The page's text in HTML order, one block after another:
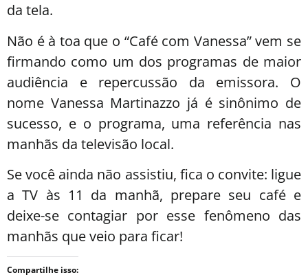
da tela.
Não é à toa que o “Café com Vanessa” vem se
firmando como um dos programas de maior
audiência e repercussão da emissora. O
nome Vanessa Martinazzo já é sinônimo de
sucesso, e o programa, uma referência nas
manhãs da televisão local.
Se você ainda não assistiu, fica o convite: ligue
a TV às 11 da manhã, prepare seu café e
deixe-se contagiar por esse fenômeno das
manhãs que veio para ficar!
Compartilhe isso: